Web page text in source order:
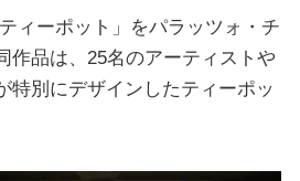
ィーポット」をパラッツォ・チ
作品は、25名のアーティストや
特別にデザインしたティーポッ